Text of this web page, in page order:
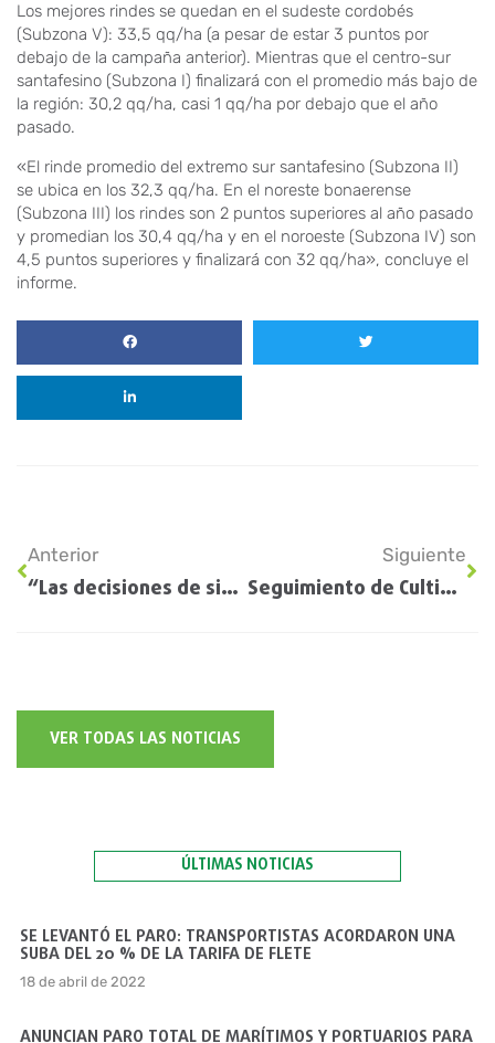
Los mejores rindes se quedan en el sudeste cordobés
(Subzona V): 33,5 qq/ha (a pesar de estar 3 puntos por
debajo de la campaña anterior). Mientras que el centro-sur
santafesino (Subzona I) finalizará con el promedio más bajo de
la región: 30,2 qq/ha, casi 1 qq/ha por debajo que el año
pasado.
«El rinde promedio del extremo sur santafesino (Subzona II)
se ubica en los 32,3 qq/ha. En el noreste bonaerense
(Subzona III) los rindes son 2 puntos superiores al año pasado
y promedian los 30,4 qq/ha y en el noroeste (Subzona IV) son
4,5 puntos superiores y finalizará con 32 qq/ha», concluye el
informe.
Anterior
“Las decisiones de siembra son muy inestables esta campaña”
Siguiente
Seguimiento de Cultivos EE.UU: Informe USDA
VER TODAS LAS NOTICIAS
ÚLTIMAS NOTICIAS
SE LEVANTÓ EL PARO: TRANSPORTISTAS ACORDARON UNA
SUBA DEL 20 % DE LA TARIFA DE FLETE
18 de abril de 2022
ANUNCIAN PARO TOTAL DE MARÍTIMOS Y PORTUARIOS PARA